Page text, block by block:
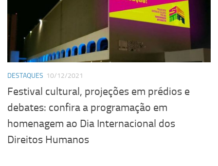
DESTAQUES 10/12/2021
Festival cultural, projeções em prédios e
debates: confira a programação em
homenagem ao Dia Internacional dos
Direitos Humanos